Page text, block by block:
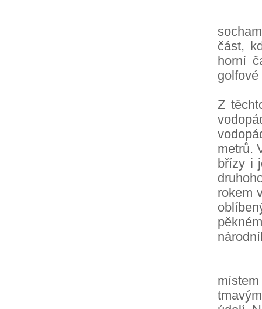
část,
horní
Z
metrů.
břízy i
rokem